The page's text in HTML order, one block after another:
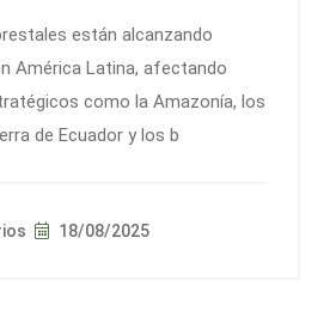
están alcanzando
América Latina, afectando
como la Amazonía, los
de Ecuador y los b
18/08/2025